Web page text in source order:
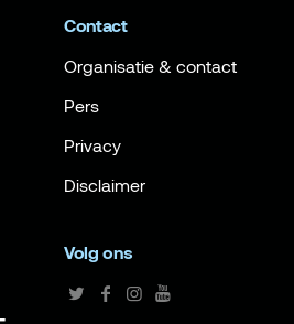
Contact
Organisatie & contact
Pers
Privacy
Disclaimer
Volg ons